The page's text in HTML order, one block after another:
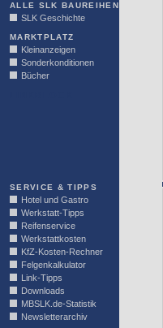
ALLE SLK BAUREIHEN
SLK Geschichte
MARKTPLATZ
Kleinanzeigen
Sonderkonditionen
Bücher
SERVICE & TIPPS
Hotel und Gastro
Werkstatt-Tipps
Reifenservice
Werkstattkosten
KfZ-Kosten-Rechner
Felgenkalkulator
Link-Tipps
Downloads
MBSLK.de-Statistik
Newsletterarchiv